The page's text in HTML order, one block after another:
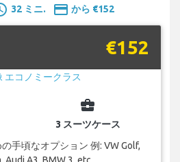
32 ミニ. payment から €152
€152
business_center
3 スーツケース
手頃なオプション 例: VW Golf,